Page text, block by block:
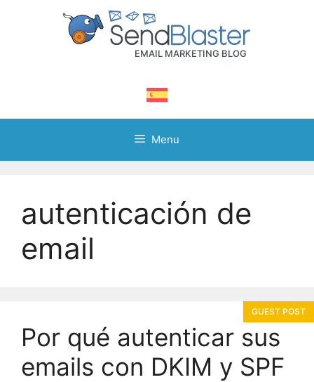
Menu
autenticación de
email
Por qué autenticar sus
emails con DKIM y SPF